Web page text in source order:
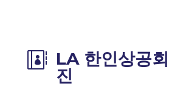
 LA 한인상공
진